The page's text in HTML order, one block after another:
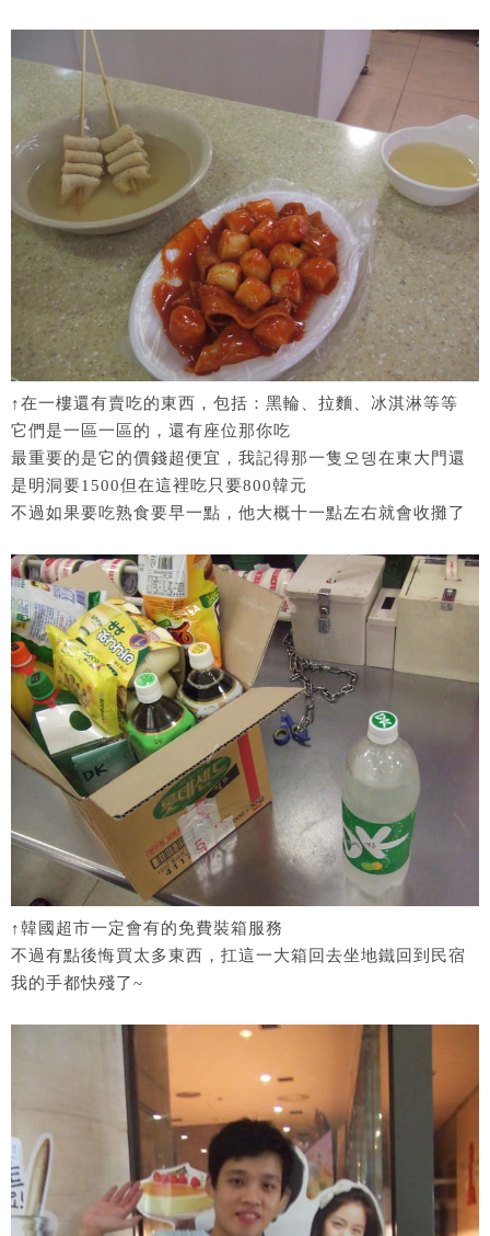
↑在一樓還有賣吃的東西，包括：黑輪、拉麵、冰淇淋等等
它們是一區一區的，還有座位那你吃
最重要的是它的價錢超便宜，我記得那一隻오뎅在東大門還
是明洞要1500但在這裡吃只要800韓元
不過如果要吃熟食要早一點，他大概十一點左右就會收攤了
↑韓國超市一定會有的免費裝箱服務
不過有點後悔買太多東西，扛這一大箱回去坐地鐵回到民宿
我的手都快殘了~